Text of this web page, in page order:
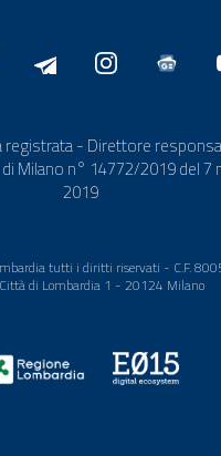
registrata - Direttore
di Milano n° 14772/2019 del 7
2019
tutti i diritti riservati - C.F.
di Lombardia 1 - 20124 Milano